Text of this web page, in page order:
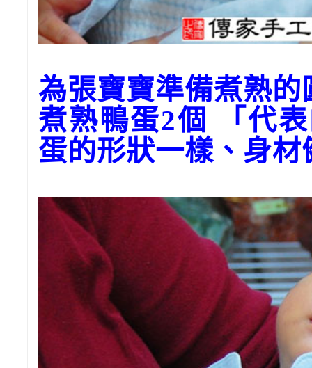
為張寶寶準備煮熟
煮熟鴨蛋2個 「代
蛋的形狀一樣、身材